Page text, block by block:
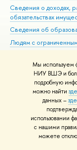
Мы используем
НИУ ВШЭ и
подробную
можно найти
данных –
использовании
с нашими
можете
Сведения о доходах,
обязательствах
Сведения об
Людям с
Работа в Вышке
© НИУ ВШЭ
материалов Политика
Шрифты HSE Sans и